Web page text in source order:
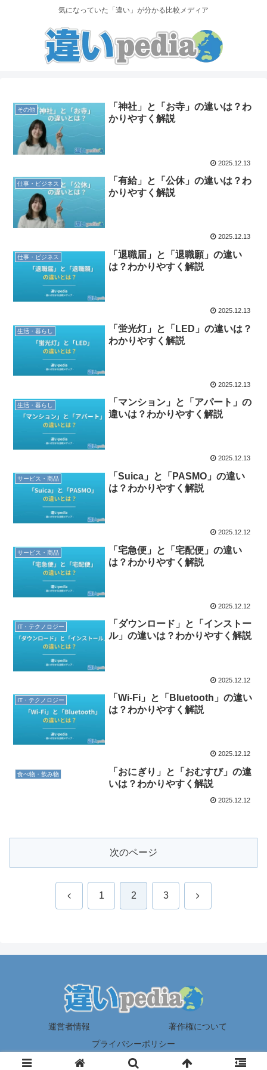
気になっていた「違い」が分かる比較メディア
その他
「神社」と「お寺」の違いは？わ
かりやすく解説
2025.12.13
仕事・ビジネス
「有給」と「公休」の違いは？わ
かりやすく解説
2025.12.13
仕事・ビジネス
「退職届」と「退職願」の違い
は？わかりやすく解説
2025.12.13
生活・暮らし
「蛍光灯」と「LED」の違いは？
わかりやすく解説
2025.12.13
生活・暮らし
「マンション」と「アパート」の
違いは？わかりやすく解説
2025.12.13
サービス・商品
「Suica」と「PASMO」の違い
は？わかりやすく解説
2025.12.12
サービス・商品
「宅急便」と「宅配便」の違い
は？わかりやすく解説
2025.12.12
IT・テクノロジー
「ダウンロード」と「インストー
ル」の違いは？わかりやすく解説
2025.12.12
IT・テクノロジー
「Wi-Fi」と「Bluetooth」の違い
は？わかりやすく解説
2025.12.12
食べ物・飲み物
「おにぎり」と「おむすび」の違
いは？わかりやすく解説
2025.12.12
次のページ
前 1 2 3 次
運営者情報
著作権について
プライバシーポリシー
© 2025 違いpedia.